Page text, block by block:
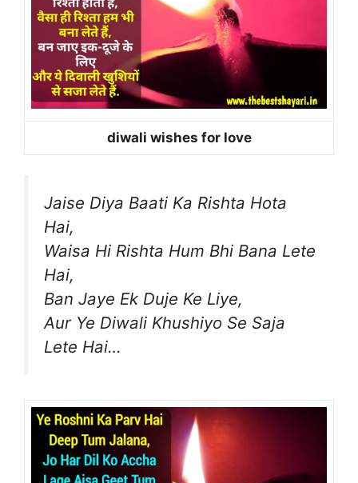
diwali wishes for love
Jaise Diya Baati Ka Rishta Hota
Hai,
Waisa Hi Rishta Hum Bhi Bana Lete
Hai,
Ban Jaye Ek Duje Ke Liye,
Aur Ye Diwali Khushiyo Se Saja
Lete Hai…